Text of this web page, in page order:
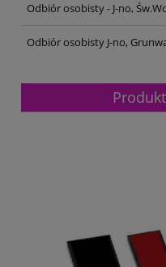
Odbiór osobisty - J-no,
Odbiór osobisty J-no,